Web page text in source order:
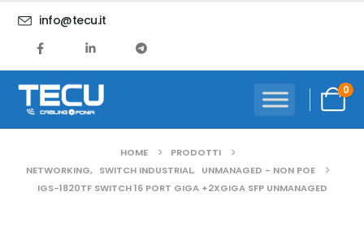
info@tecu.it
0
HOME
PRODOTTI
NETWORKING, SWITCH INDUSTRIAL, UNMANAGED - NON POE
IGS-1820TF SWITCH 16 PORT GIGA +2XGIGA SFP UNMANAGED